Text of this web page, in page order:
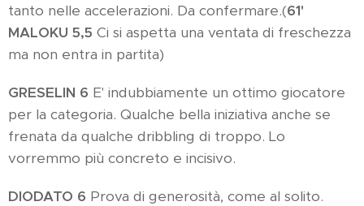
tanto nelle accelerazioni. Da confermare.(61'
MALOKU 5,5 Ci si aspetta una ventata di freschezza
ma non entra in partita)
GRESELIN 6 E' indubbiamente un ottimo giocatore
per la categoria. Qualche bella iniziativa anche se
frenata da qualche dribbling di troppo. Lo
vorremmo più concreto e incisivo.
DIODATO 6 Prova di generosità, come al solito.